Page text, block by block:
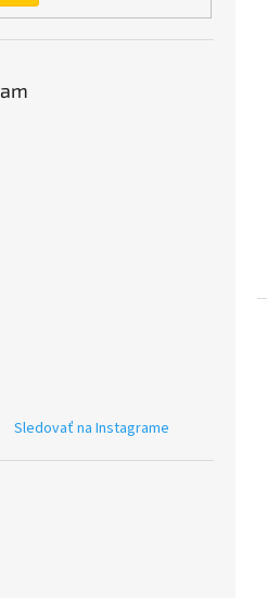
Sledovať na Instagrame